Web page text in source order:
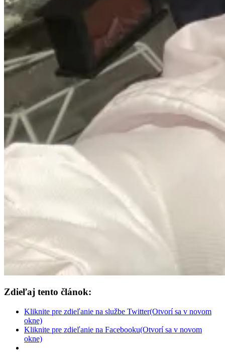
Zdieľaj tento článok:
Kliknite pre zdieľanie na službe Twitter(Otvorí sa v novom
okne)
Kliknite pre zdieľanie na Facebooku(Otvorí sa v novom
okne)